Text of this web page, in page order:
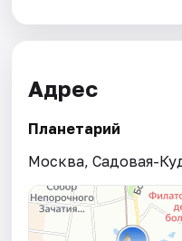
Адрес
Планетарий
Москва, Садовая-